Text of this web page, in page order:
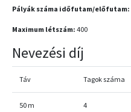
Pályák száma időfutam/előfutam:
Maximum létszám: 400
Nevezési díj
Táv Tagok száma
50 m 4